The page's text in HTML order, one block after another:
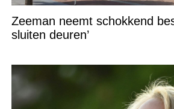
Zeeman neemt schokkend
sluiten deuren’